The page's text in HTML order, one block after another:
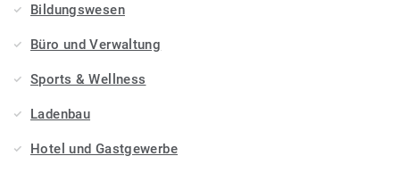
Bildungswesen
Büro und Verwaltung
Sports & Wellness
Ladenbau
Hotel und Gastgewerbe